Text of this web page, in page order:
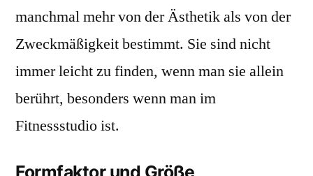
manchmal mehr von der Ästhetik als von der
Zweckmäßigkeit bestimmt. Sie sind nicht
immer leicht zu finden, wenn man sie allein
berührt, besonders wenn man im
Fitnessstudio ist.
Formfaktor und Größe